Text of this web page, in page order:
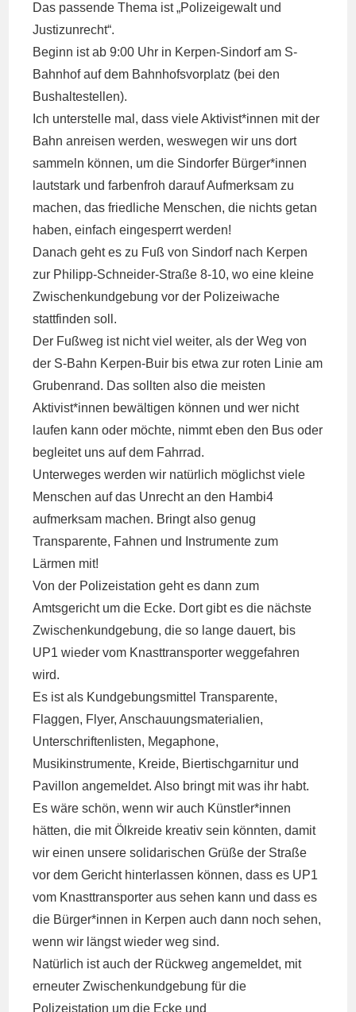
Das passende Thema ist „Polizeigewalt und
Justizunrecht“.
Beginn ist ab 9:00 Uhr in Kerpen-Sindorf am S-
Bahnhof auf dem Bahnhofsvorplatz (bei den
Bushaltestellen).
Ich unterstelle mal, dass viele Aktivist*innen mit der
Bahn anreisen werden, weswegen wir uns dort
sammeln können, um die Sindorfer Bürger*innen
lautstark und farbenfroh darauf Aufmerksam zu
machen, das friedliche Menschen, die nichts getan
haben, einfach eingesperrt werden!
Danach geht es zu Fuß von Sindorf nach Kerpen
zur Philipp-Schneider-Straße 8-10, wo eine kleine
Zwischenkundgebung vor der Polizeiwache
stattfinden soll.
Der Fußweg ist nicht viel weiter, als der Weg von
der S-Bahn Kerpen-Buir bis etwa zur roten Linie am
Grubenrand. Das sollten also die meisten
Aktivist*innen bewältigen können und wer nicht
laufen kann oder möchte, nimmt eben den Bus oder
begleitet uns auf dem Fahrrad.
Unterweges werden wir natürlich möglichst viele
Menschen auf das Unrecht an den Hambi4
aufmerksam machen. Bringt also genug
Transparente, Fahnen und Instrumente zum
Lärmen mit!
Von der Polizeistation geht es dann zum
Amtsgericht um die Ecke. Dort gibt es die nächste
Zwischenkundgebung, die so lange dauert, bis
UP1 wieder vom Knasttransporter weggefahren
wird.
Es ist als Kundgebungsmittel Transparente,
Flaggen, Flyer, Anschauungsmaterialien,
Unterschriftenlisten, Megaphone,
Musikinstrumente, Kreide, Biertischgarnitur und
Pavillon angemeldet. Also bringt mit was ihr habt.
Es wäre schön, wenn wir auch Künstler*innen
hätten, die mit Ölkreide kreativ sein könnten, damit
wir einen unsere solidarischen Grüße der Straße
vor dem Gericht hinterlassen können, dass es UP1
vom Knasttransporter aus sehen kann und dass es
die Bürger*innen in Kerpen auch dann noch sehen,
wenn wir längst wieder weg sind.
Natürlich ist auch der Rückweg angemeldet, mit
erneuter Zwischenkundgebung für die
Polizeistation um die Ecke und